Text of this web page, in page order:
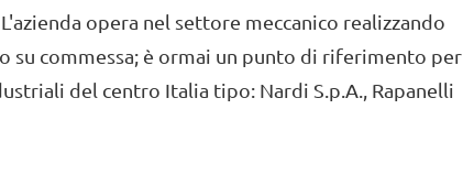
opera nel settore meccanico realizzando
commessa; è ormai un punto di riferimento per
del centro Italia tipo: Nardi S.p.A., Rapanelli